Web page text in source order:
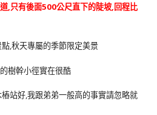
,只有後面500公尺直下的陡坡,回程比
樹幹小徑實在很酷
站好,我跟弟弟一般高的事實請忽略就